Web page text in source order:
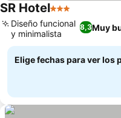
SR Hotel3 Estrellas
8,3Muy
Diseño funcional
y minimalista
Elige fechas para ver los